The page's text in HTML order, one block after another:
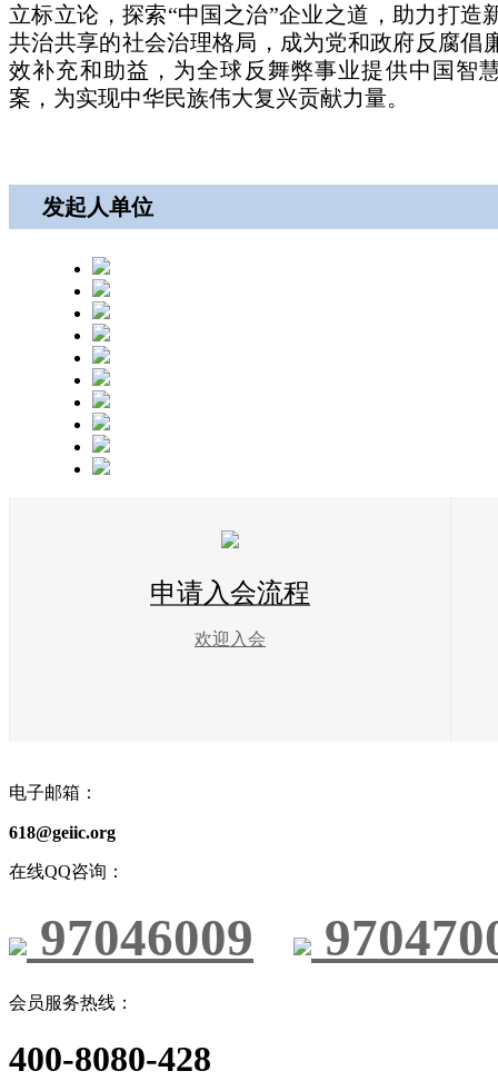
立标立论，探索“中国之治”企业之道，助力打造
共治共享的社会治理格局，成为党和政府反腐倡
效补充和助益，为全球反舞弊事业提供中国智
案，为实现中华民族伟大复兴贡献力量。
发起人单位
申请入会流程
欢迎入会
电子邮箱：
618@geiic.org
在线QQ咨询：
97046009
会员服务热线：
400-8080-428